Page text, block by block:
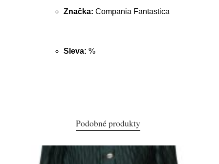
Značka: Compania Fantastica
Sleva: %
Podobné produkty